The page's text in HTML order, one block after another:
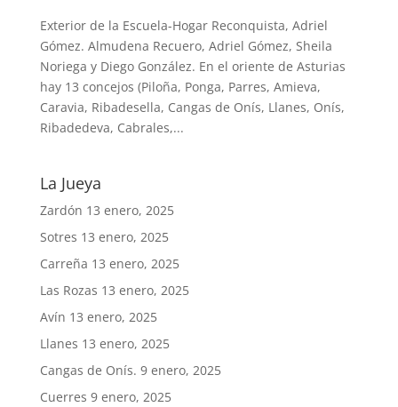
Exterior de la Escuela-Hogar Reconquista, Adriel
Gómez. Almudena Recuero, Adriel Gómez, Sheila
Noriega y Diego González. En el oriente de Asturias
hay 13 concejos (Piloña, Ponga, Parres, Amieva,
Caravia, Ribadesella, Cangas de Onís, Llanes, Onís,
Ribadedeva, Cabrales,...
La Jueya
Zardón 13 enero, 2025
Sotres 13 enero, 2025
Carreña 13 enero, 2025
Las Rozas 13 enero, 2025
Avín 13 enero, 2025
Llanes 13 enero, 2025
Cangas de Onís. 9 enero, 2025
Cuerres 9 enero, 2025